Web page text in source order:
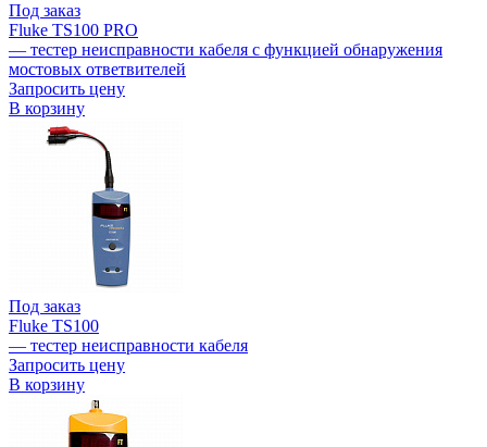
Под заказ
Fluke TS100 PRO
— тестер неисправности кабеля с функцией обнаружения
мостовых ответвителей
Запросить цену
В корзину
Под заказ
Fluke TS100
— тестер неисправности кабеля
Запросить цену
В корзину